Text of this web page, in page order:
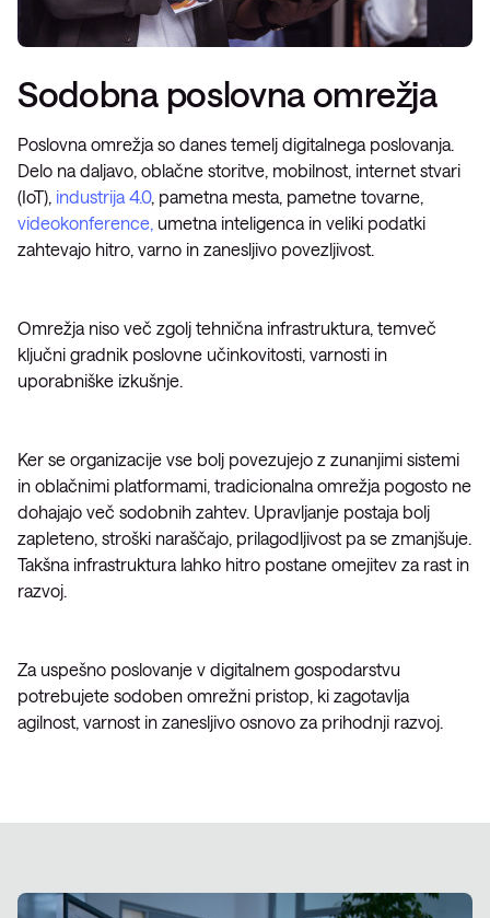
Sodobna poslovna omrežja
Poslovna omrežja so danes temelj digitalnega poslovanja.
Delo na daljavo, oblačne storitve, mobilnost, internet stvari
(IoT), industrija 4.0, pametna mesta, pametne tovarne,
videokonference, umetna inteligenca in veliki podatki
zahtevajo hitro, varno in zanesljivo povezljivost.
Omrežja niso več zgolj tehnična infrastruktura, temveč
ključni gradnik poslovne učinkovitosti, varnosti in
uporabniške izkušnje.
Ker se organizacije vse bolj povezujejo z zunanjimi sistemi
in oblačnimi platformami, tradicionalna omrežja pogosto ne
dohajajo več sodobnih zahtev. Upravljanje postaja bolj
zapleteno, stroški naraščajo, prilagodljivost pa se zmanjšuje.
Takšna infrastruktura lahko hitro postane omejitev za rast in
razvoj.
Za uspešno poslovanje v digitalnem gospodarstvu
potrebujete sodoben omrežni pristop, ki zagotavlja
agilnost, varnost in zanesljivo osnovo za prihodnji razvoj.